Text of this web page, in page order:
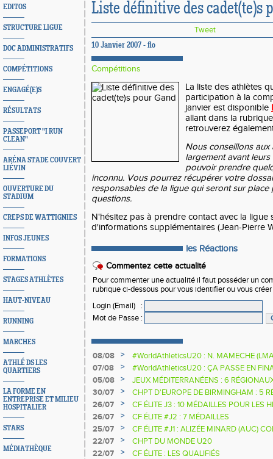
EDITOS
STRUCTURE LIGUE
DOC ADMINISTRATIFS
COMPÉTITIONS
ENGAGÉ(E)S
RÉSULTATS
PASSEPORT "I RUN
CLEAN"
ARÉNA STADE COUVERT
LIÉVIN
OUVERTURE DU
STADIUM
CREPS DE WATTIGNIES
INFOS JEUNES
FORMATIONS
STAGES ATHLÈTES
HAUT-NIVEAU
RUNNING
MARCHES
ATHLÉ DS LES
QUARTIERS
LA FORME EN
ENTREPRISE ET MILIEU
HOSPITALIER
STARS
MÉDIATHÈQUE
Liste définitive des cadet(te)s
Tweet
10 Janvier 2007 - flo
Compétitions
La liste des athlètes
participation à la
janvier est disponible
allant dans la
retrouverez
Nous conseillons aux
largement avant
pouvoir prendre
inconnu. Vous pourrez récupérer votre
responsables de la ligue qui seront sur
questions.
N'hésitez pas à prendre contact avec la ligue
d'informations supplémentaires (Jean-Pierre
les Réactions
Commentez cette actualité
Pour commenter une actualité il faut posséder un
rubrique ci-dessous pour vous identifier ou vous
Login (Email)
:
Mot de Passe :
08/08 >
#WorldAthleticsU20 : N. MAMECHE
07/08
>
#WorldAthleticsU20 : ÇA PASSE EN
SAUTEURS
05/08 >
JEUX MÉDITERRANÉENS : 6
30/07
>
CHPT D'EUROPE DE BIRMINGHAM : 5
26/07
>
CF ÉLITE J3 : 10 MÉDAILLES POUR LES
26/07
>
CF ÉLITE #J2 : 7 MÉDAILLES
25/07
>
CF ÉLITE #J1 : ALIZÉE MINARD (AUC)
NATIONALE
22/07 >
CHPT DU MONDE U20
22/07
>
CF ÉLITE : LES QUALIFIÉS